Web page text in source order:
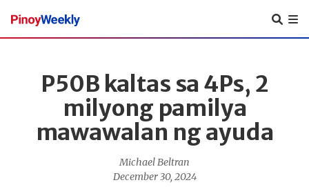
Pinoy
Weekly
P50B kaltas sa 4Ps, 2
milyong pamilya
mawawalan ng ayuda
Michael Beltran
December 30, 2024